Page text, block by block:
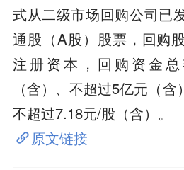
式从二级市场回购公司已
通股（A股）股票，回购
注册资本，回购资金
（含）、不超过5亿元（
不超过7.18元/股（含）。
原文链接